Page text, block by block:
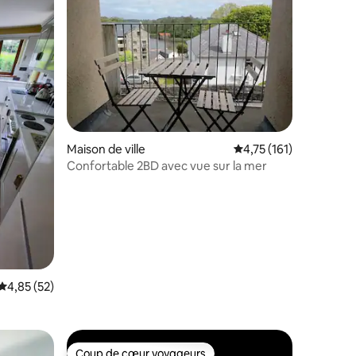
: 4,88 sur 5
moyenne sur la base de 52 commentaires : 4,85 sur 5
4,85 (52)
Maison de ville Évaluation moyenne
4,75 (161)
Confortable 2BD avec vue sur la mer